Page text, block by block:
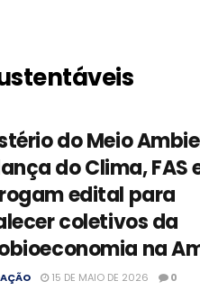
do Meio
do Clima, FAS
edital para
coletivos da
na
15 DE MAIO DE 2026 0